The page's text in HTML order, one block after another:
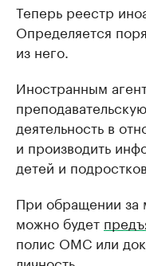
Теперь реестр
Определяется
из него.
Иностранным
деятельность в
и производить
детей и подростков.
При обращении
можно будет
полис ОМС или